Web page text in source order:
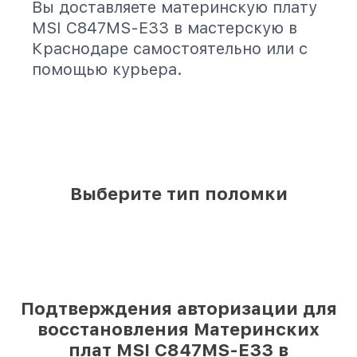
Вы доставляете материнскую плату
MSI C847MS-E33 в мастерскую в
Краснодаре самостоятельно или с
помощью курьера.
Выберите тип поломки
Подтверждения авторизации для
восстановления Материнских
плат MSI C847MS-E33 в